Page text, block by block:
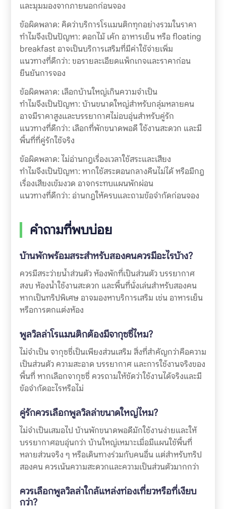
และมุมมองจากภายนอกก่อนจอง
ข้อผิดพลาด: คิดว่าบริการโรแมนติกทุกอย่างรวมในราคา
ทำไมจึงเป็นปัญหา: ดอกไม้ เค้ก อาหารเย็น หรือ floating
breakfast อาจเป็นบริการเสริมที่มีค่าใช้จ่ายเพิ่ม
แนวทางที่ดีกว่า: ขอรายละเอียดแพ็กเกจและราคาก่อน
ยืนยันการจอง
ข้อผิดพลาด: เลือกบ้านใหญ่เกินความจำเป็น
ทำไมจึงเป็นปัญหา: บ้านขนาดใหญ่สำหรับกลุ่มหลายคน
อาจมีราคาสูงและบรรยากาศไม่อบอุ่นสำหรับคู่รัก
แนวทางที่ดีกว่า: เลือกที่พักขนาดพอดี ใช้งานสะดวก และมี
พื้นที่ที่คู่รักใช้จริง
ข้อผิดพลาด: ไม่อ่านกฎเรื่องเวลาใช้สระและเสียง
ทำไมจึงเป็นปัญหา: หากใช้สระตอนกลางคืนไม่ได้ หรือมีกฎ
เรื่องเสียงเข้มงวด อาจกระทบแผนพักผ่อน
แนวทางที่ดีกว่า: อ่านกฎให้ครบและถามข้อจำกัดก่อนจอง
คำถามที่พบบ่อย
บ้านพักพร้อมสระสำหรับสองคนควรมีอะไรบ้าง?
ควรมีสระว่ายน้ำส่วนตัว ห้องพักที่เป็นส่วนตัว บรรยากาศ
สงบ ห้องน้ำใช้งานสะดวก และพื้นที่นั่งเล่นสำหรับสองคน
หากเป็นทริปพิเศษ อาจมองหาบริการเสริม เช่น อาหารเย็น
หรือการตกแต่งห้อง
พูลวิลล่าโรแมนติกต้องมีจากุซซี่ไหม?
ไม่จำเป็น จากุซซี่เป็นเพียงส่วนเสริม สิ่งที่สำคัญกว่าคือความ
เป็นส่วนตัว ความสะอาด บรรยากาศ และการใช้งานจริงของ
พื้นที่ หากเลือกจากุซซี่ ควรถามให้ชัดว่าใช้งานได้จริงและมี
ข้อจำกัดอะไรหรือไม่
คู่รักควรเลือกพูลวิลล่าขนาดใหญ่ไหม?
ไม่จำเป็นเสมอไป บ้านพักขนาดพอดีมักใช้งานง่ายและให้
บรรยากาศอบอุ่นกว่า บ้านใหญ่เหมาะเมื่อมีแผนใช้พื้นที่
หลายส่วนจริง ๆ หรือเดินทางร่วมกับคนอื่น แต่สำหรับทริป
สองคน ควรเน้นความสะดวกและความเป็นส่วนตัวมากกว่า
ควรเลือกพูลวิลล่าใกล้แหล่งท่องเที่ยวหรือที่เงียบ
กว่า?